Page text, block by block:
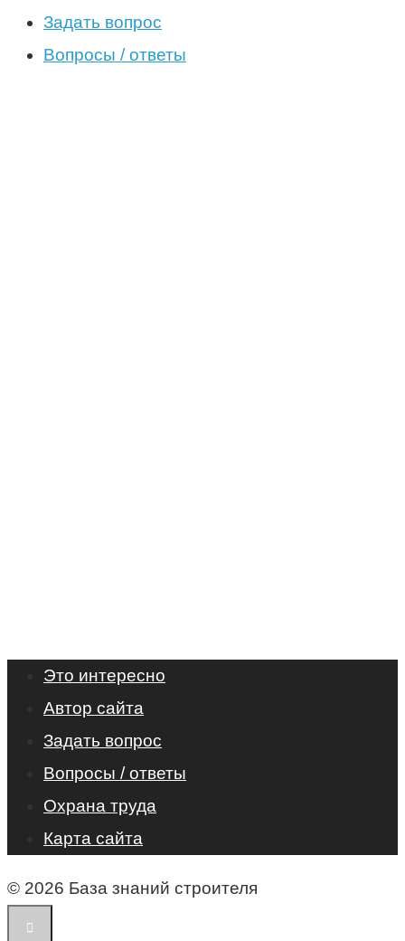
Задать вопрос
Вопросы / ответы
Это интересно
Автор сайта
Задать вопрос
Вопросы / ответы
Охрана труда
Карта сайта
© 2026 База знаний строителя